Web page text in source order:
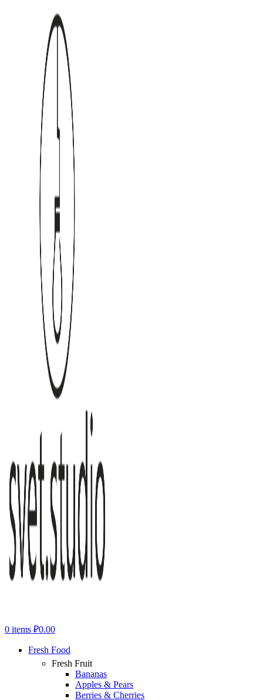
0 items ₽0.00
Fresh Food
Fresh Fruit
Bananas
Apples & Pears
Berries & Cherries